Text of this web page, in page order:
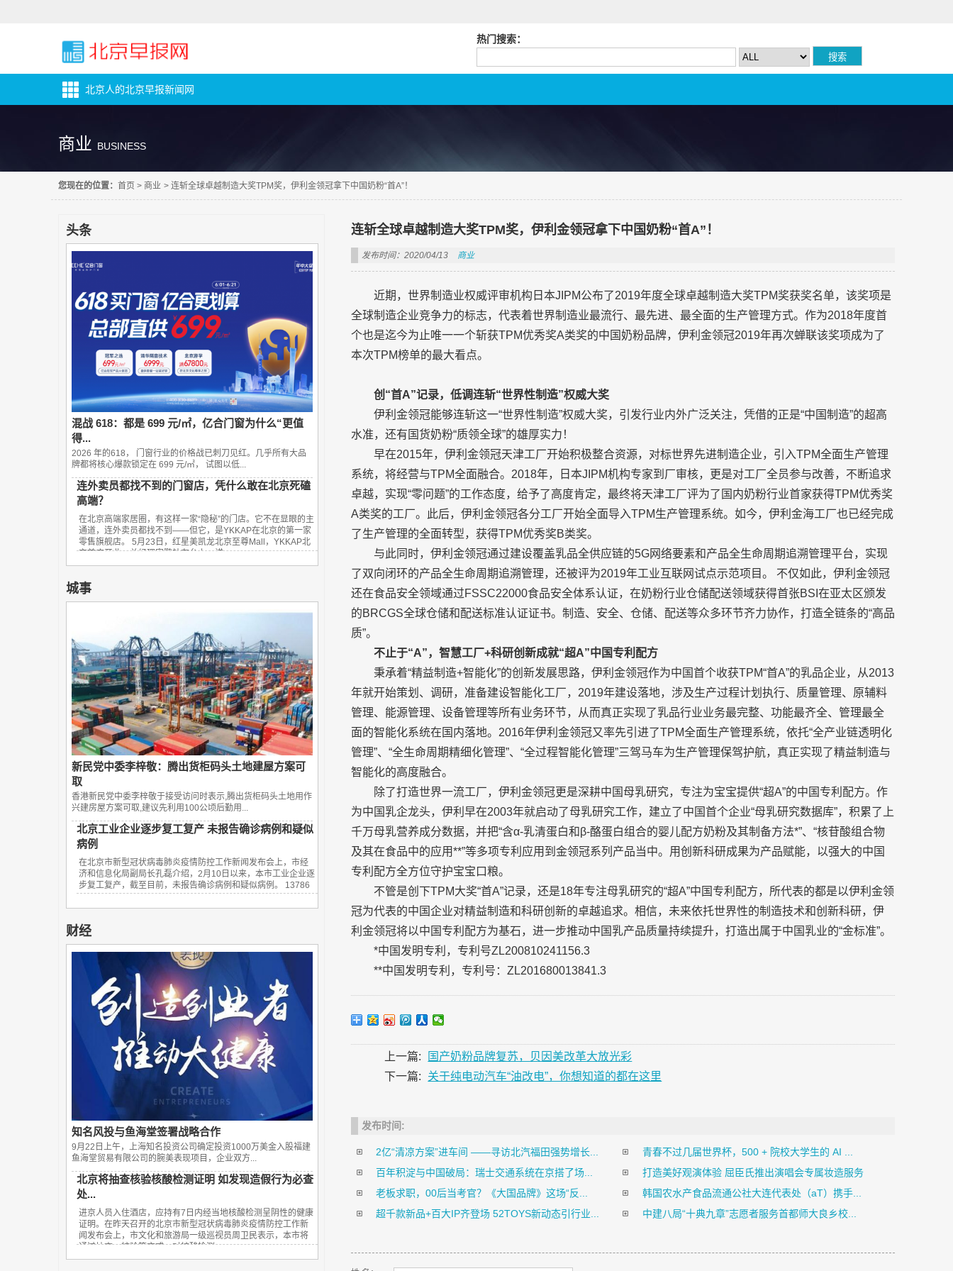
热门搜索：
北京人的北京早报新闻网
商业 BUSINESS
您现在的位置： 首页 > 商业 > 连斩全球卓越制造大奖TPM奖，伊利金领冠拿下中国奶粉“首A”！
头条
混战 618：都是 699 元/㎡，亿合门窗为什么“更值
得...
2026 年的618， 门窗行业的价格战已刺刀见红。几乎所有大品
牌都将核心爆款锁定在 699 元/㎡， 试图以低...
连外卖员都找不到的门窗店，凭什么敢在北京死磕
高端？
在北京高端家居圈，有这样一家“隐秘”的门店。它不在显眼的主
通道，连外卖员都找不到——但它，是YKKAP在北京的第一家
零售旗舰店。 5月23日，红星美凯龙北京至尊Mall，YKKAP北
京首店开业。总经理宋鹏站在台上，讲...
城事
新民党中委李梓敬：腾出货柜码头土地建屋方案可
取
香港新民党中委李梓敬于接受访问时表示,腾出货柜码头土地用作
兴建房屋方案可取,建议先利用100公顷后勤用...
北京工业企业逐步复工复产 未报告确诊病例和疑似
病例
在北京市新型冠状病毒肺炎疫情防控工作新闻发布会上，市经
济和信息化局副局长孔磊介绍，2月10日以来，本市工业企业逐
步复工复产，截至目前，未报告确诊病例和疑似病例。 13786
财经
知名风投与鱼海堂签署战略合作
9月22日上午，上海知名投资公司确定投资1000万美金入股福建
鱼海堂贸易有限公司的腕美表现项目，企业双方...
北京将抽查核验核酸检测证明 如发现造假行为必查
处...
进京人员入住酒店，应持有7日内经当地核酸检测呈阴性的健康
证明。在昨天召开的北京市新型冠状病毒肺炎疫情防控工作新
闻发布会上，市文化和旅游局一级巡视员周卫民表示，本市将
通过抽查、核验等方式，对核酸检测...
连斩全球卓越制造大奖TPM奖，伊利金领冠拿下中国奶粉“首A”！
发布时间：2020/04/13 商业
近期，世界制造业权威评审机构日本JIPM公布了2019年度全球卓越制造大奖TPM奖获奖名单，该奖项是
全球制造企业竞争力的标志，代表着世界制造业最流行、最先进、最全面的生产管理方式。作为2018年度首
个也是迄今为止唯一一个斩获TPM优秀奖A类奖的中国奶粉品牌，伊利金领冠2019年再次蝉联该奖项成为了
本次TPM榜单的最大看点。
创“首A”记录，低调连斩“世界性制造”权威大奖
伊利金领冠能够连斩这一“世界性制造”权威大奖，引发行业内外广泛关注，凭借的正是“中国制造”的超高
水准，还有国货奶粉“质领全球”的雄厚实力！
早在2015年，伊利金领冠天津工厂开始积极整合资源，对标世界先进制造企业，引入TPM全面生产管理
系统，将经营与TPM全面融合。2018年，日本JIPM机构专家到厂审核，更是对工厂全员参与改善，不断追求
卓越，实现“零问题”的工作态度，给予了高度肯定，最终将天津工厂评为了国内奶粉行业首家获得TPM优秀奖
A类奖的工厂。此后，伊利金领冠各分工厂开始全面导入TPM生产管理系统。如今，伊利金海工厂也已经完成
了生产管理的全面转型，获得TPM优秀奖B类奖。
与此同时，伊利金领冠通过建设覆盖乳品全供应链的5G网络要素和产品全生命周期追溯管理平台，实现
了双向闭环的产品全生命周期追溯管理，还被评为2019年工业互联网试点示范项目。 不仅如此，伊利金领冠
还在食品安全领域通过FSSC22000食品安全体系认证，在奶粉行业仓储配送领域获得首张BSI在亚太区颁发
的BRCGS全球仓储和配送标准认证证书。制造、安全、仓储、配送等众多环节齐力协作，打造全链条的“高品
质”。
不止于“A”，智慧工厂+科研创新成就“超A”中国专利配方
秉承着“精益制造+智能化”的创新发展思路，伊利金领冠作为中国首个收获TPM“首A”的乳品企业，从2013
年就开始策划、调研，准备建设智能化工厂，2019年建设落地，涉及生产过程计划执行、质量管理、原辅料
管理、能源管理、设备管理等所有业务环节，从而真正实现了乳品行业业务最完整、功能最齐全、管理最全
面的智能化系统在国内落地。2016年伊利金领冠又率先引进了TPM全面生产管理系统，依托“全产业链透明化
管理”、“全生命周期精细化管理”、“全过程智能化管理”三驾马车为生产管理保驾护航，真正实现了精益制造与
智能化的高度融合。
除了打造世界一流工厂，伊利金领冠更是深耕中国母乳研究，专注为宝宝提供“超A”的中国专利配方。作
为中国乳企龙头，伊利早在2003年就启动了母乳研究工作，建立了中国首个企业“母乳研究数据库”，积累了上
千万母乳营养成分数据，并把“含α-乳清蛋白和β-酪蛋白组合的婴儿配方奶粉及其制备方法*”、“核苷酸组合物
及其在食品中的应用**”等多项专利应用到金领冠系列产品当中。用创新科研成果为产品赋能，以强大的中国
专利配方全方位守护宝宝口粮。
不管是创下TPM大奖“首A”记录，还是18年专注母乳研究的“超A”中国专利配方，所代表的都是以伊利金领
冠为代表的中国企业对精益制造和科研创新的卓越追求。相信，未来依托世界性的制造技术和创新科研，伊
利金领冠将以中国专利配方为基石，进一步推动中国乳产品质量持续提升，打造出属于中国乳业的“金标准”。
*中国发明专利，专利号ZL200810241156.3
**中国发明专利，专利号：ZL201680013841.3
上一篇:
国产奶粉品牌复苏，贝因美改革大放光彩
下一篇:
关于纯电动汽车“油改电”，你想知道的都在这里
发布时间:
2亿“清凉方案”进车间 ——寻访北汽福田强势增长...
青春不过几届世界杯，500 + 院校大学生的 AI ...
百年积淀与中国破局：瑞士交通系统在京搭了场...
打造美好观演体验 屈臣氏推出演唱会专属妆造服务
老板求职，00后当考官？《大国品牌》这场“反...
韩国农水产食品流通公社大连代表处（aT）携手...
超千款新品+百大IP齐登场 52TOYS新动态引行业...
中建八局“十典九章”志愿者服务首都师大良乡校...